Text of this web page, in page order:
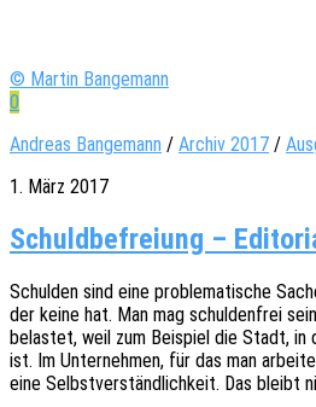
© Martin Bangemann
0
Andreas Bangemann / Archiv 2017 /
1. März 2017
Schuldbefreiung –
Schul­den sind eine proble­ma­ti­sche
der keine hat. Man mag schul­den­frei
belas­tet, weil zum Beispiel die Stadt, in
ist. Im Unter­neh­men, für das man
eine Selbst­ver­ständ­lich­keit. Das bleibt